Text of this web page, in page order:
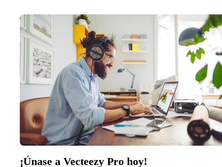
¡Únase a Vecteezy Pro hoy!